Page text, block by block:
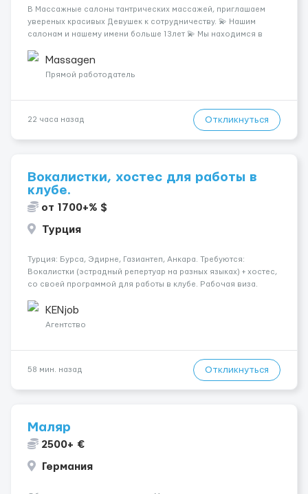
В Массажные салоны тантрических массажей, приглашаем
увереных красивых Девушек к сотрудничеству. 💫 Нашим
салонам и нашему имени больше 13лет 💫 Мы находимся в
заработная плата 💚Мы гарантируем Наличие работы. Поток 💝
incall / Out...
Massagen
Прямой работодатель
22 часа назад Откликнуться
Вокалистки, хостес для работы в
клубе.
от 1700+% $
Турция
Турция: Бурса, Эдирне, Газиантеп, Анкара. Требуются:
Вокалистки (эстрадный репертуар на разных языках) + хостеc,
со своей программой для работы в клубе. Рабочая виза.
одного до трех месяцев. Мед. страховка. Высокая зарплат...
KENjob
Агентство
58 мин. назад Откликнуться
Маляр
2500+ €
Германия